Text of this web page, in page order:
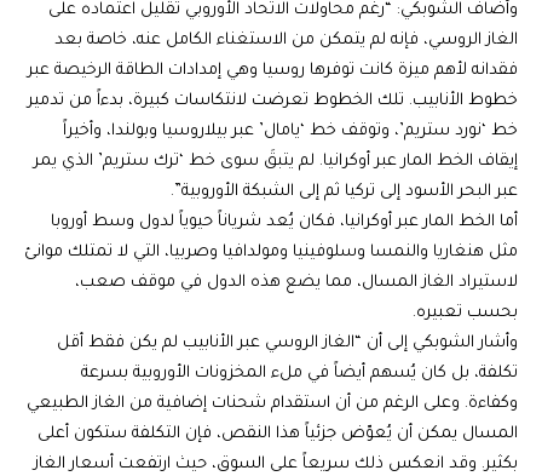
وأضاف الشوبكي: “رغم محاولات الاتحاد الأوروبي تقليل اعتماده على
الغاز الروسي، فإنه لم يتمكن من الاستغناء الكامل عنه، خاصة بعد
فقدانه لأهم ميزة كانت توفرها روسيا وهي إمدادات الطاقة الرخيصة عبر
خطوط الأنابيب. تلك الخطوط تعرضت لانتكاسات كبيرة، بدءاً من تدمير
خط ‘نورد ستريم’، وتوقف خط ‘يامال’ عبر بيلاروسيا وبولندا، وأخيراً
إيقاف الخط المار عبر أوكرانيا. لم يتبقَ سوى خط ‘ترك ستريم’ الذي يمر
عبر البحر الأسود إلى تركيا ثم إلى الشبكة الأوروبية”.
أما الخط المار عبر أوكرانيا، فكان يُعد شرياناً حيوياً لدول وسط أوروبا
مثل هنغاريا والنمسا وسلوفينيا ومولدافيا وصربيا، التي لا تمتلك موانئ
لاستيراد الغاز المسال، مما يضع هذه الدول في موقف صعب،
بحسب تعبيره.
وأشار الشوبكي إلى أن “الغاز الروسي عبر الأنابيب لم يكن فقط أقل
تكلفة، بل كان يُسهم أيضاً في ملء المخزونات الأوروبية بسرعة
وكفاءة. وعلى الرغم من أن استقدام شحنات إضافية من الغاز الطبيعي
المسال يمكن أن يُعوّض جزئياً هذا النقص، فإن التكلفة ستكون أعلى
بكثير. وقد انعكس ذلك سريعاً على السوق، حيث ارتفعت أسعار الغاز